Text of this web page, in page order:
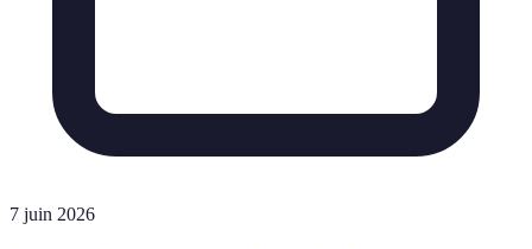
7 juin 2026